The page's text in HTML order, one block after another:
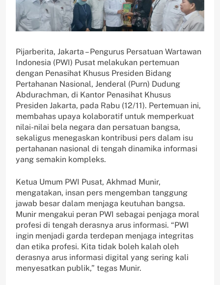
Pijarberita, Jakarta – Pengurus Persatuan Wartawan
Indonesia (PWI) Pusat melakukan pertemuan
dengan Penasihat Khusus Presiden Bidang
Pertahanan Nasional, Jenderal (Purn) Dudung
Abdurachman, di Kantor Penasihat Khusus
Presiden Jakarta, pada Rabu (12/11). Pertemuan ini,
membahas upaya kolaboratif untuk memperkuat
nilai-nilai bela negara dan persatuan bangsa,
sekaligus menegaskan kontribusi pers dalam isu
pertahanan nasional di tengah dinamika informasi
yang semakin kompleks.
Ketua Umum PWI Pusat, Akhmad Munir,
mengatakan, insan pers mengemban tanggung
jawab besar dalam menjaga keutuhan bangsa.
Munir mengakui peran PWI sebagai penjaga moral
profesi di tengah derasnya arus informasi. “PWI
ingin menjadi garda terdepan menjaga integritas
dan etika profesi. Kita tidak boleh kalah oleh
derasnya arus informasi digital yang sering kali
menyesatkan publik,” tegas Munir.